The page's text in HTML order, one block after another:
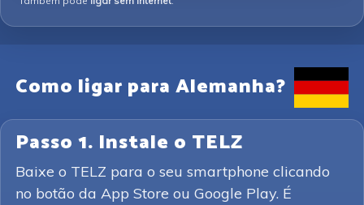
Como ligar para Alemanha?
Passo 1. Instale o TELZ
Baixe o TELZ para o seu smartphone clicando
no botão da App Store ou Google Play. É